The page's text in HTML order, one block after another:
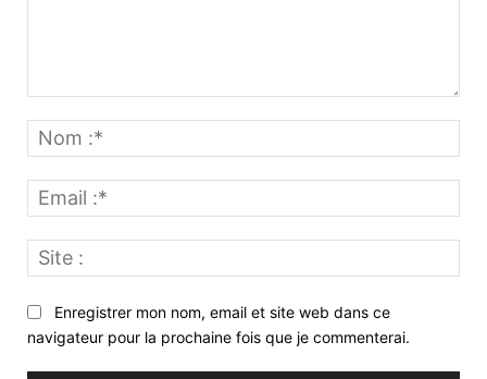
:*
:*
:
Enregistrer mon nom, email et site web dans ce
navigateur pour la prochaine fois que je commenterai.